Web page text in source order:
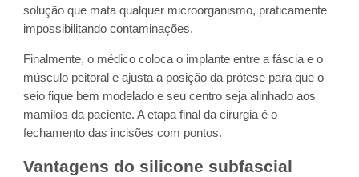
solução que mata qualquer microorganismo, praticamente
impossibilitando contaminações.
Finalmente, o médico coloca o implante entre a fáscia e o
músculo peitoral e ajusta a posição da prótese para que o
seio fique bem modelado e seu centro seja alinhado aos
mamilos da paciente. A etapa final da cirurgia é o
fechamento das incisões com pontos.
Vantagens do silicone subfascial